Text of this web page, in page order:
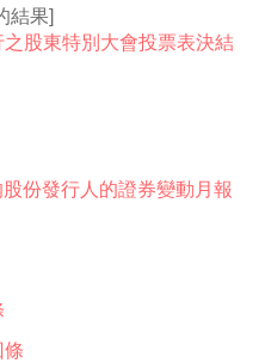
結果]
股東特別大會投票表決結
份發行人的證券變動月報
條